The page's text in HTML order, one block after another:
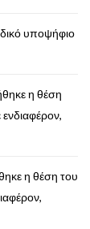
υποψήφιο
η θέση
η θέση του